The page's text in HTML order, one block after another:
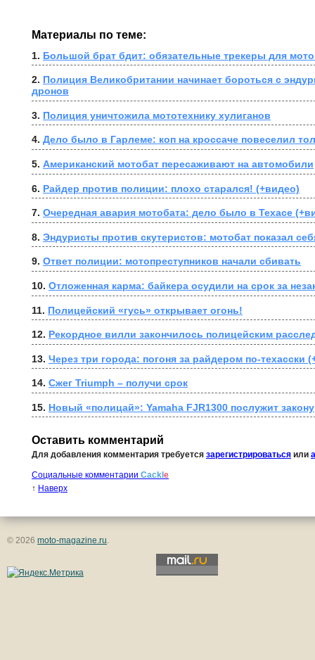
Материалы по теме:
1. Большой брат бдит: обязательные трекеры для
2. Полиция Великобритании начинает бороться с
дронов
3. Полиция уничтожила мототехнику хулиганов
4. Дело было в Гарлеме: коп на кроссаче повеселил
5. Американский мотобат пересаживают на автомобили
6. Райдер против полиции: плохо старался! (+видео)
7. Очередная авария мотобата: дело было в Техасе
8. Эндуристы против скутеристов: мотобат показал
9. Ответ полиции: мотопреступников начали сбивать
10. Отложенная карма: байкера осудили на срок за
11. Полицейский «гусь» открывает огонь!
12. Рекордное вилли закончилось полицейским
13. Через три города: погоня за райдером по-техасски
14. Сжег Triumph – получи срок
15. Новый «полицай»: Yamaha FJR1300 послужит закону
Оставить комментарий
Для добавления комментария требуется зарегистрироваться или
Социальные комментарии Cackle
↑ Наверх
© 2026 moto-magazine.ru